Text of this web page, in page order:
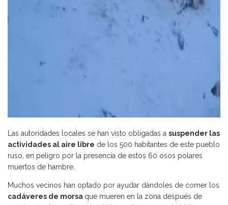
Las autoridades locales se han visto obligadas a suspender las
actividades al aire libre de los 500 habitantes de este pueblo
ruso, en peligro por la presencia de estos 60 osos polares
muertos de hambre.
Muchos vecinos han optado por ayudar dándoles de comer los
cadáveres de morsa que mueren en la zona después de